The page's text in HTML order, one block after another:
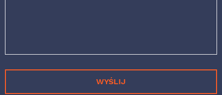
WYŚLIJ